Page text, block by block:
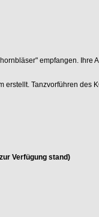
empfangen. Ihre
erstellt. Tanzvorführen des
Verfügung stand)